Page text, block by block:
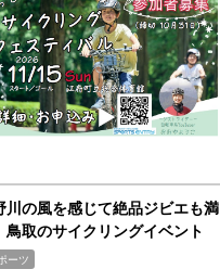
川の風を感じて絶品ジビエも満
取のサイクリングイベント
ーツ